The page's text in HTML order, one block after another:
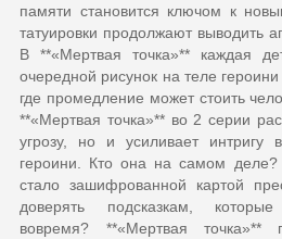
памяти становится ключом к
татуировки продолжают выводить
В **«Мертвая точка»** каждая
очередной рисунок на теле
где промедление может стоить
**«Мертвая точка»** во 2 серии
угрозу, но и усиливает интригу
героини. Кто она на самом
стало зашифрованной картой
доверять подсказкам,
вовремя? **«Мертвая точка»**